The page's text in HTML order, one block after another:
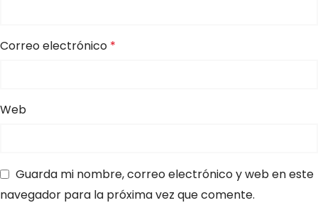
Correo electrónico *
Web
Guarda mi nombre, correo electrónico y web en este
navegador para la próxima vez que comente.